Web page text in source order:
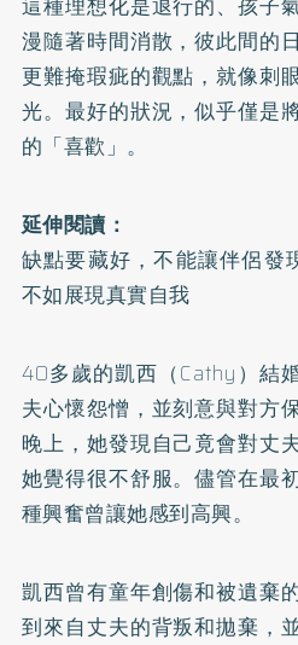
這種理想化是退行的、孩子
漫隨著時間消散，彼此間的
更難掩瑕疵的觀點，就像刺
光。最好的狀況，似乎僅是
的「喜歡」。
延伸閱讀：
缺點要藏好，不能讓伴侶發
不如展現真實自我
40多歲的凱西（Cathy）結
夫心懷怨憎，並刻意與對方
晚上，她發現自己竟會對丈
她覺得很不舒服。儘管在最
種興奮曾讓她感到高興。
凱西曾有童年創傷和被遺棄
到來自丈夫的背叛和拋棄，